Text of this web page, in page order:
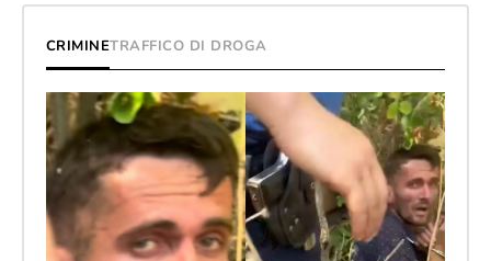
CRIMINETRAFFICO DI DROGA